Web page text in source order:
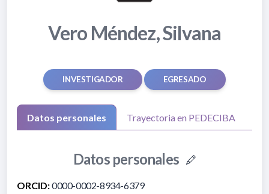
Vero Méndez, Silvana
INVESTIGADOR EGRESADO
Datos personales Trayectoria en PEDECIBA
Datos personales
ORCID:0000-0002-8934-6379